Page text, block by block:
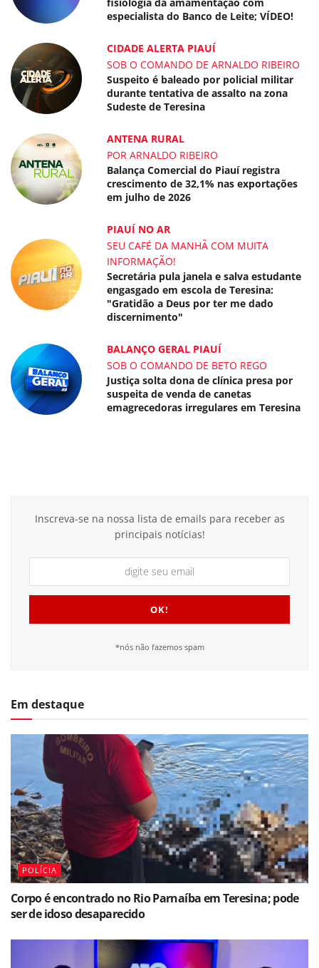
especialista do Banco de Leite; VÍDEO!
CIDADE ALERTA PIAUÍ
SOB O COMANDO DE ARNALDO RIBEIRO
Suspeito é baleado por policial militar
durante tentativa de assalto na zona
Sudeste de Teresina
ANTENA RURAL
POR ARNALDO RIBEIRO
Balança Comercial do Piauí registra
crescimento de 32,1% nas exportações
em julho de 2026
PIAUÍ NO AR
SEU CAFÉ DA MANHÃ COM MUITA
INFORMAÇÃO!
Secretária pula janela e salva estudante
engasgado em escola de Teresina:
"Gratidão a Deus por ter me dado
discernimento"
BALANÇO GERAL PIAUÍ
SOB O COMANDO DE BETO REGO
Justiça solta dona de clínica presa por
suspeita de venda de canetas
emagrecedoras irregulares em Teresina
Inscreva-se na nossa lista de emails para receber as
principais notícias!
*nós não fazemos spam
Em destaque
POLÍCIA
Corpo é encontrado no Rio Parnaíba em Teresina; pode
ser de idoso desaparecido